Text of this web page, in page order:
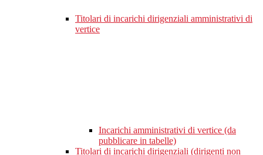
Titolari di incarichi dirigenziali amministrativi di
vertice
Incarichi amministrativi di vertice (da
pubblicare in tabelle)
Titolari di incarichi dirigenziali (dirigenti non